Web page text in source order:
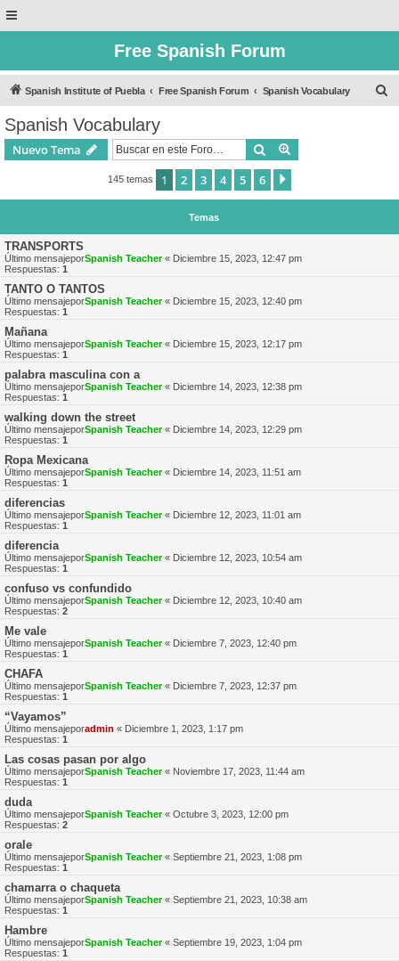
Free Spanish Forum
Spanish Institute of Puebla Free Spanish Forum Spanish Vocabulary
Spanish Vocabulary
Nuevo Tema Buscar
145 temas 1 2 3 4 5 6
Temas
TRANSPORTS
Último mensajeporSpanish Teacher« Diciembre 15, 2023, 12:47 pm
Respuestas: 1
TANTO O TANTOS
Último mensajeporSpanish Teacher« Diciembre 15, 2023, 12:40 pm
Respuestas: 1
Mañana
Último mensajeporSpanish Teacher« Diciembre 15, 2023, 12:17 pm
Respuestas: 1
palabra masculina con a
Último mensajeporSpanish Teacher« Diciembre 14, 2023, 12:38 pm
Respuestas: 1
walking down the street
Último mensajeporSpanish Teacher« Diciembre 14, 2023, 12:29 pm
Respuestas: 1
Ropa Mexicana
Último mensajeporSpanish Teacher« Diciembre 14, 2023, 11:51 am
Respuestas: 1
diferencias
Último mensajeporSpanish Teacher« Diciembre 12, 2023, 11:01 am
Respuestas: 1
diferencia
Último mensajeporSpanish Teacher« Diciembre 12, 2023, 10:54 am
Respuestas: 1
confuso vs confundido
Último mensajeporSpanish Teacher« Diciembre 12, 2023, 10:40 am
Respuestas: 2
Me vale
Último mensajeporSpanish Teacher« Diciembre 7, 2023, 12:40 pm
Respuestas: 1
CHAFA
Último mensajeporSpanish Teacher« Diciembre 7, 2023, 12:37 pm
Respuestas: 1
“Vayamos”
Último mensajeporadmin « Diciembre 1, 2023, 1:17 pm
Respuestas: 1
Las cosas pasan por algo
Último mensajeporSpanish Teacher« Noviembre 17, 2023, 11:44 am
Respuestas: 1
duda
Último mensajeporSpanish Teacher« Octubre 3, 2023, 12:00 pm
Respuestas: 2
orale
Último mensajeporSpanish Teacher« Septiembre 21, 2023, 1:08 pm
Respuestas: 1
chamarra o chaqueta
Último mensajeporSpanish Teacher« Septiembre 21, 2023, 10:38 am
Respuestas: 1
Hambre
Último mensajeporSpanish Teacher« Septiembre 19, 2023, 1:04 pm
Respuestas: 1